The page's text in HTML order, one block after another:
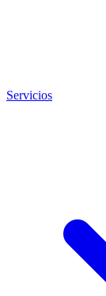
Servicios